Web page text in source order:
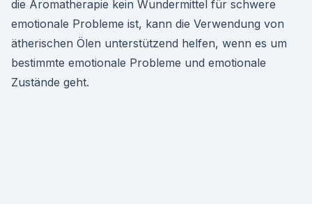
die Aromatherapie kein Wundermittel für schwere
emotionale Probleme ist, kann die Verwendung von
ätherischen Ölen unterstützend helfen, wenn es um
bestimmte emotionale Probleme und emotionale
Zustände geht.